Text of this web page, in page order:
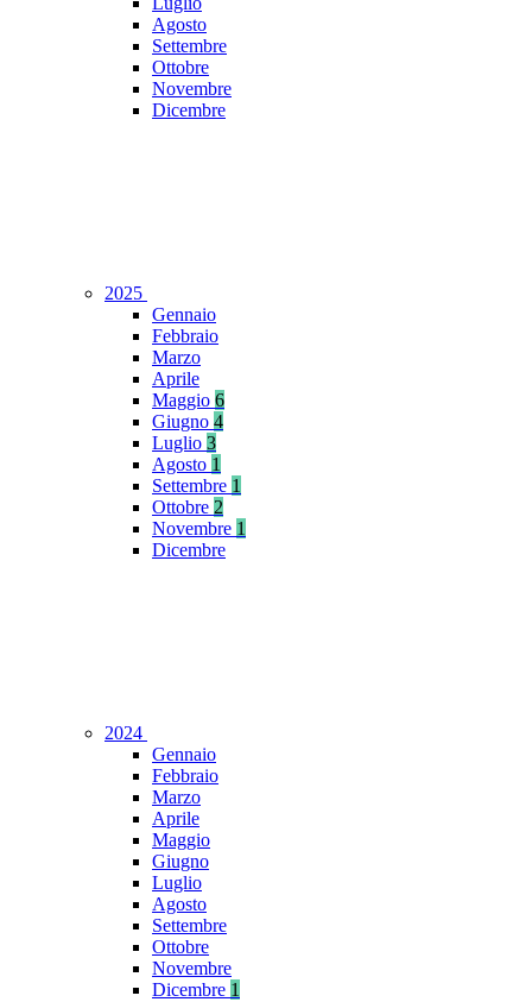
Agosto
Settembre
Ottobre
Novembre
Dicembre
2025
Gennaio
Febbraio
Marzo
Aprile
Maggio 6
Giugno 4
Luglio 3
Agosto 1
Settembre 1
Ottobre 2
Novembre 1
Dicembre
2024
Gennaio
Febbraio
Marzo
Aprile
Maggio
Giugno
Luglio
Agosto
Settembre
Ottobre
Novembre
Dicembre 1